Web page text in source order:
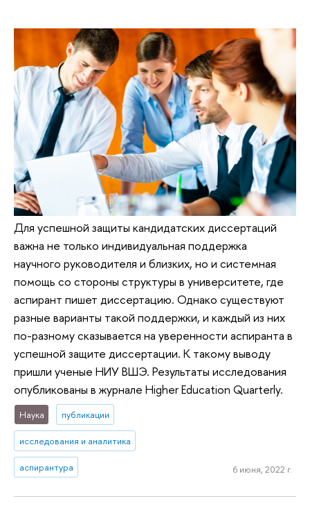
Для успешной защиты кандидатских диссертаций
важна не только индивидуальная поддержка
научного руководителя и близких, но и системная
помощь со стороны структуры в университете, где
аспирант пишет диссертацию. Однако существуют
разные варианты такой поддержки, и каждый из них
по-разному сказывается на уверенности аспиранта в
успешной защите диссертации. К такому выводу
пришли ученые НИУ ВШЭ. Результаты исследования
опубликованы в журнале Higher Education Quarterly.
Наука публикации
исследования и аналитика
аспирантура 6 июня, 2022 г.